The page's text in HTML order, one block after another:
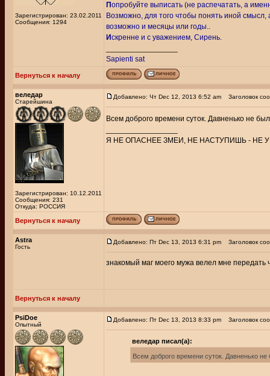
Зарегистрирован: 23.02.2011
Сообщения: 1294
Попробуйте выписать (не распечатать, а
Возможно, для того чтобы понять иной смысл,
возможно и месяцы или годы..
Искренне и с уважением, Сирень.
Sapienti sat
Вернуться к началу
веледар
Старейшина
Зарегистрирован: 10.12.2011
Сообщения: 231
Откуда: РОССИЯ
Добавлено: Чт Dec 12, 2013 6:52 am Заголовок
Всем доброго времени суток. Давненько не
Я НЕ ОПАСНЕЕ ЗМЕИ, НЕ НАСТУПИШЬ - НЕ
Вернуться к началу
Astra
Гость
Добавлено: Пт Dec 13, 2013 6:31 pm Заголовок
знакомый маг моего мужа велел мне передать
Вернуться к началу
PsiDoe
Опытный
Добавлено: Пт Dec 13, 2013 8:33 pm Заголовок
веледар писал(а):
Всем доброго времени суток. Давненько